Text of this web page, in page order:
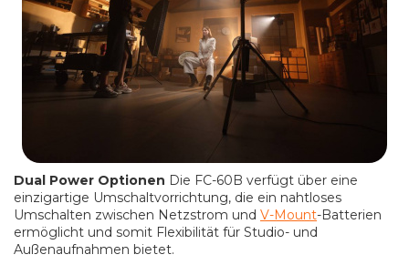
Dual Power Optionen Die FC-60B verfügt über eine
einzigartige Umschaltvorrichtung, die ein nahtloses
Umschalten zwischen Netzstrom und V-Mount-Batterien
ermöglicht und somit Flexibilität für Studio- und
Außenaufnahmen bietet.